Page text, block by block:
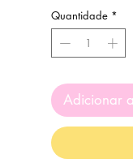
Quantidade *
Adicionar